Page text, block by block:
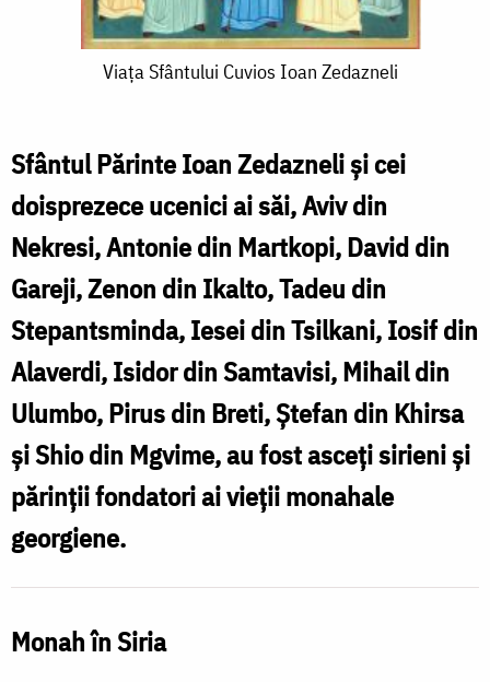
Cuvios
Ioan
Zedazneli
Viața Sfântului Cuvios Ioan Zedazneli
Sfântul Părinte Ioan Zedazneli și cei
doisprezece ucenici ai săi, Aviv din
Nekresi, Antonie din Martkopi, David din
Gareji, Zenon din Ikalto, Tadeu din
Stepantsminda, Iesei din Tsilkani, Iosif din
Alaverdi, Isidor din Samtavisi, Mihail din
Ulumbo, Pirus din Breti, Ștefan din Khirsa
și Shio din Mgvime, au fost asceți sirieni și
părinții fondatori ai vieții monahale
georgiene.
Monah în Siria